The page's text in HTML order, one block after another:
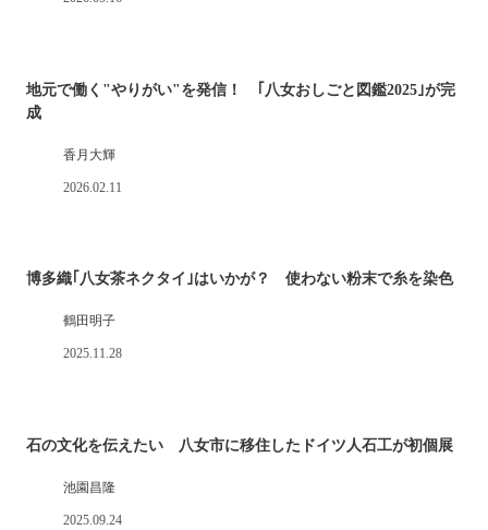
地元で働く"やりがい"を発信！ ｢八女おしごと図鑑2025｣が完
成
香月大輝
2026.02.11
博多織｢八女茶ネクタイ｣はいかが？ 使わない粉末で糸を染色
鶴田明子
2025.11.28
石の文化を伝えたい 八女市に移住したドイツ人石工が初個展
池園昌隆
2025.09.24